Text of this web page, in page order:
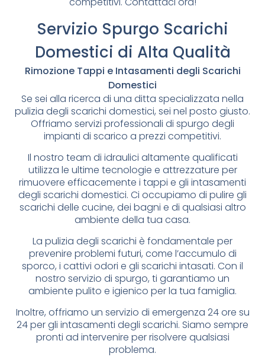
Servizio Spurgo Scarichi
Domestici di Alta Qualità
Rimozione Tappi e Intasamenti degli Scarichi
Domestici
Se sei alla ricerca di una ditta specializzata nella
pulizia degli scarichi domestici, sei nel posto giusto.
Offriamo servizi professionali di spurgo degli
impianti di scarico a prezzi competitivi.
Il nostro team di idraulici altamente qualificati
utilizza le ultime tecnologie e attrezzature per
rimuovere efficacemente i tappi e gli intasamenti
degli scarichi domestici. Ci occupiamo di pulire gli
scarichi delle cucine, dei bagni e di qualsiasi altro
ambiente della tua casa.
La pulizia degli scarichi è fondamentale per
prevenire problemi futuri, come l’accumulo di
sporco, i cattivi odori e gli scarichi intasati. Con il
nostro servizio di spurgo, ti garantiamo un
ambiente pulito e igienico per la tua famiglia.
Inoltre, offriamo un servizio di emergenza 24 ore su
24 per gli intasamenti degli scarichi. Siamo sempre
pronti ad intervenire per risolvere qualsiasi
problema.